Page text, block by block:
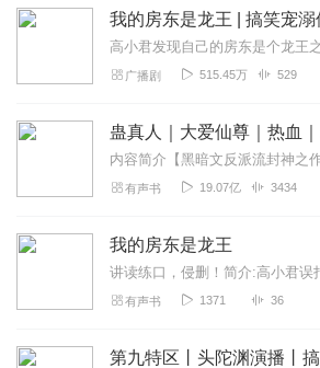
撞，租到了龙王的房子。 房东是个龙
啦敖总，大闸蟹族联合八大蟹族犯上
口啦！有妖有快乐的剧情，白哥录的
2023-10-09
sky天空猫
熟能详的各路神仙妖怪，超级好玩搞
御婉清
我的房东是龙王 | 搞笑宠
广播剧 515.45万 529
有声书 19.07亿 3434
我的房东是龙王
有声书 1371 36